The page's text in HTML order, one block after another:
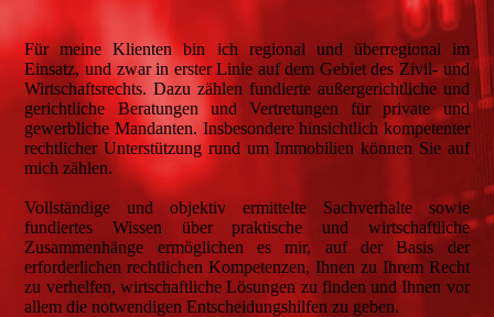
Für meine Klienten bin ich regional und überregional im
Einsatz, und zwar in erster Linie auf dem Gebiet des Zivil- und
Wirtschaftsrechts. Dazu zählen fundierte außergerichtliche und
gerichtliche Beratungen und Vertretungen für private und
gewerbliche Mandanten. Insbesondere hinsichtlich kompetenter
rechtlicher Unterstützung rund um Immobilien können Sie auf
mich zählen.
Vollständige und objektiv ermittelte Sachverhalte sowie
fundiertes Wissen über praktische und wirtschaftliche
Zusammenhänge ermöglichen es mir, auf der Basis der
erforderlichen rechtlichen Kompetenzen, Ihnen zu Ihrem Recht
zu verhelfen, wirtschaftliche Lösungen zu finden und Ihnen vor
allem die notwendigen Entscheidungshilfen zu geben.